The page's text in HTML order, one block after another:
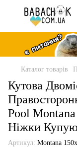
Каталог товарів
Кутова
Pool
Ніжки
Артикул: Montana